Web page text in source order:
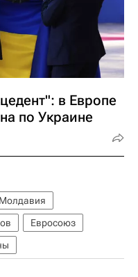
в Европе
по Украине
Молдавия
Евросоюз